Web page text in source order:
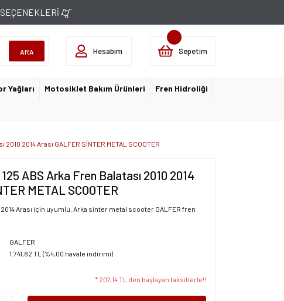
SEÇENEKLERİ
ARA Hesabım Sepetim
Yağları Motosiklet Bakım Ürünleri Fren Hidroliği
2010 2014 Arası GALFER SİNTER METAL SCOOTER
ABS Arka Fren Balatası 2010 2014
METAL SCOOTER
2014 Arası için uyumlu, Arka sinter metal scooter GALFER fren
GALFER
1.741,82 TL (%4,00 havale indirimi)
* 207,14 TL den başlayan taksitlerle!!